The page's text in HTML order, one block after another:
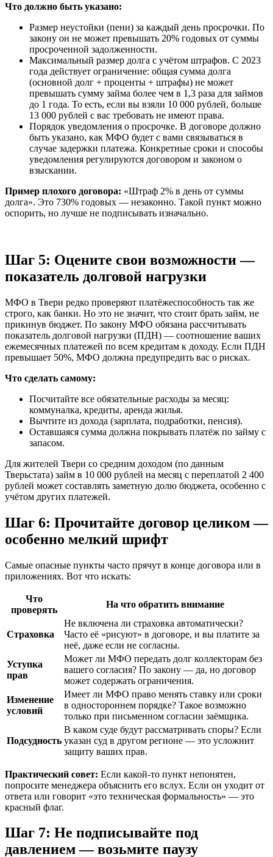
Что должно быть указано:
Размер неустойки (пени) за каждый день просрочки. По
закону он не может превышать 20% годовых от суммы
просроченной задолженности.
Максимальный размер долга с учётом штрафов. С 2023
года действует ограничение: общая сумма долга
(основной долг + проценты + штрафы) не может
превышать сумму займа более чем в 1,3 раза для займов
до 1 года. То есть, если вы взяли 10 000 рублей, больше
13 000 рублей с вас требовать не имеют права.
Порядок уведомления о просрочке. В договоре должно
быть указано, как МФО будет с вами связываться в
случае задержки платежа. Конкретные сроки и способы
уведомления регулируются договором и законом о
взыскании.
Пример плохого договора: «Штраф 2% в день от суммы
долга». Это 730% годовых — незаконно. Такой пункт можно
оспорить, но лучше не подписывать изначально.
Шаг 5: Оцените свои возможности —
показатель долговой нагрузки
МФО в Твери редко проверяют платёжеспособность так же
строго, как банки. Но это не значит, что стоит брать займ, не
прикинув бюджет. По закону МФО обязана рассчитывать
показатель долговой нагрузки (ПДН) — соотношение ваших
ежемесячных платежей по всем кредитам к доходу. Если ПДН
превышает 50%, МФО должна предупредить вас о рисках.
Что сделать самому:
Посчитайте все обязательные расходы за месяц:
коммуналка, кредиты, аренда жилья.
Вычтите из дохода (зарплата, подработки, пенсия).
Оставшаяся сумма должна покрывать платёж по займу с
запасом.
Для жителей Твери со средним доходом (по данным
Тверьстата) займ в 10 000 рублей на месяц с переплатой 2 400
рублей может составлять заметную долю бюджета, особенно с
учётом других платежей.
Шаг 6: Прочитайте договор целиком —
особенно мелкий шрифт
Самые опасные пункты часто прячут в конце договора или в
приложениях. Вот что искать:
Что
проверять
На что обратить внимание
Страховка
Не включена ли страховка автоматически?
Часто её «рисуют» в договоре, и вы платите за
неё, даже если не согласны.
Уступка
прав
Может ли МФО передать долг коллекторам без
вашего согласия? По закону — да, но договор
может содержать ограничения.
Изменение
условий
Имеет ли МФО право менять ставку или сроки
в одностороннем порядке? Такое возможно
только при письменном согласии заёмщика.
Подсудность
В каком суде будут рассматривать споры? Если
указан суд в другом регионе — это усложнит
защиту ваших прав.
Практический совет: Если какой-то пункт непонятен,
попросите менеджера объяснить его вслух. Если он уходит от
ответа или говорит «это техническая формальность» — это
красный флаг.
Шаг 7: Не подписывайте под
давлением — возьмите паузу